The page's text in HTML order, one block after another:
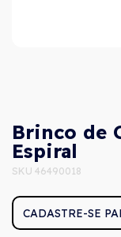
Brinco de
Espiral
SKU 46490018
CADASTRE-SE